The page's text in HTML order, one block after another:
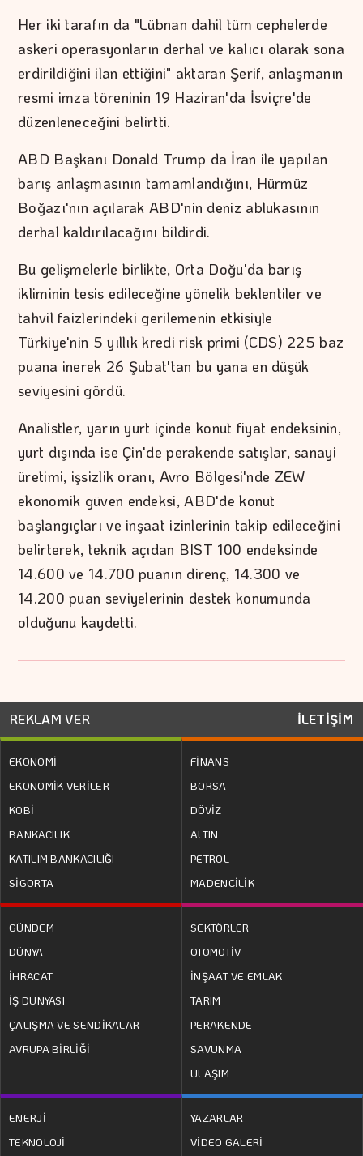
Her iki tarafın da "Lübnan dahil tüm cephelerde
askeri operasyonların derhal ve kalıcı olarak sona
erdirildiğini ilan ettiğini" aktaran Şerif, anlaşmanın
resmi imza töreninin 19 Haziran'da İsviçre'de
düzenleneceğini belirtti.
ABD Başkanı Donald Trump da İran ile yapılan
barış anlaşmasının tamamlandığını, Hürmüz
Boğazı'nın açılarak ABD'nin deniz ablukasının
derhal kaldırılacağını bildirdi.
Bu gelişmelerle birlikte, Orta Doğu'da barış
ikliminin tesis edileceğine yönelik beklentiler ve
tahvil faizlerindeki gerilemenin etkisiyle
Türkiye'nin 5 yıllık kredi risk primi (CDS) 225 baz
puana inerek 26 Şubat'tan bu yana en düşük
seviyesini gördü.
Analistler, yarın yurt içinde konut fiyat endeksinin,
yurt dışında ise Çin'de perakende satışlar, sanayi
üretimi, işsizlik oranı, Avro Bölgesi'nde ZEW
ekonomik güven endeksi, ABD'de konut
başlangıçları ve inşaat izinlerinin takip edileceğini
belirterek, teknik açıdan BIST 100 endeksinde
14.600 ve 14.700 puanın direnç, 14.300 ve
14.200 puan seviyelerinin destek konumunda
olduğunu kaydetti.
REKLAM VER İLETİŞİM
EKONOMİ
EKONOMİK VERİLER
KOBİ
BANKACILIK
KATILIM BANKACILIĞI
SİGORTA
FİNANS
BORSA
DÖVİZ
ALTIN
PETROL
MADENCİLİK
GÜNDEM
DÜNYA
İHRACAT
İŞ DÜNYASI
ÇALIŞMA VE SENDİKALAR
AVRUPA BİRLİĞİ
SEKTÖRLER
OTOMOTİV
İNŞAAT VE EMLAK
TARIM
PERAKENDE
SAVUNMA
ULAŞIM
ENERJİ
TEKNOLOJİ
YAZARLAR
VİDEO GALERİ